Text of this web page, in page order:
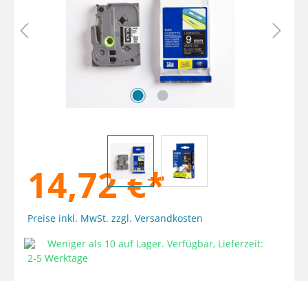
14,72 €*
Preise inkl. MwSt. zzgl. Versandkosten
Weniger als 10 auf Lager. Verfügbar, Lieferzeit:
2-5 Werktage